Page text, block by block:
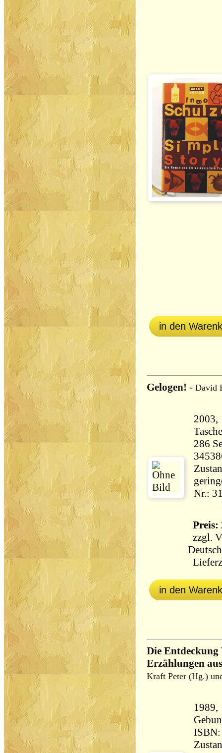
in den
Gelogen! - David
2003,
286 Seiten
Nr.:
Preis:
zzgl.
in den
Die Entdeckung
Erzählungen
Kraft Peter (Hg.)
1989,